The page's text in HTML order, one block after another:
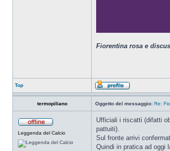
Fiorentina rosa e
Top
termopiliano Oggetto del messaggio: Re:
Leggenda del Calcio
Ufficiali i riscatti (difatti
pattuiti).
Sul fronte arrivi
Quindi in pratica ad oggi